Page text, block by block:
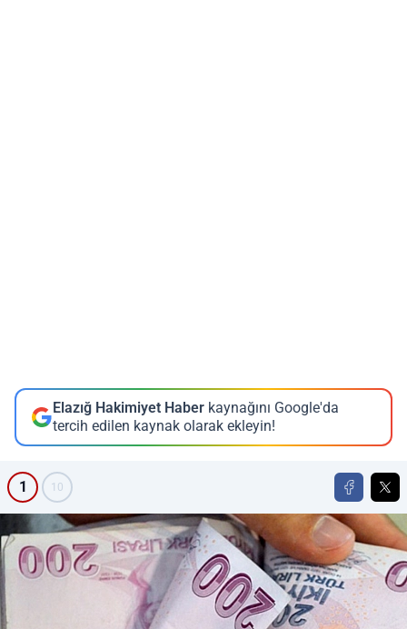
Elazığ Hakimiyet Haber kaynağını Google'da
tercih edilen kaynak olarak ekleyin!
1 10